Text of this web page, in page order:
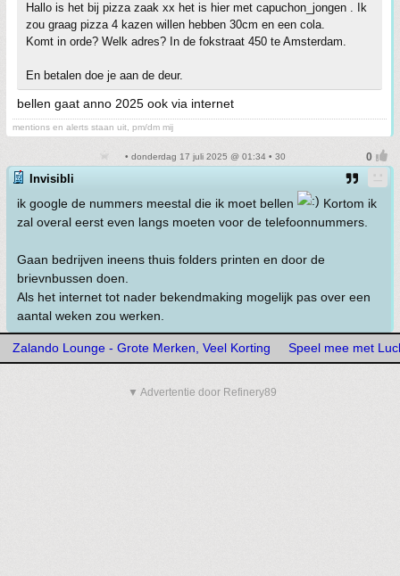
Hallo is het bij pizza zaak xx het is hier met capuchon_jongen . Ik
zou graag pizza 4 kazen willen hebben 30cm en een cola.
Komt in orde? Welk adres? In de fokstraat 450 te Amsterdam.
En betalen doe je aan de deur.
bellen gaat anno 2025 ook via internet
mentions en alerts staan uit, pm/dm mij
• donderdag 17 juli 2025 @ 01:34 • 30
Invisibli
ik google de nummers meestal die ik moet bellen
Kortom ik
zal overal eerst even langs moeten voor de telefoonnummers.
Gaan bedrijven ineens thuis folders printen en door de
brievnbussen doen.
Als het internet tot nader bekendmaking mogelijk pas over een
aantal weken zou werken.
Zalando Lounge - Grote Merken, Veel Korting Speel mee met
▼ Advertentie door Refinery89